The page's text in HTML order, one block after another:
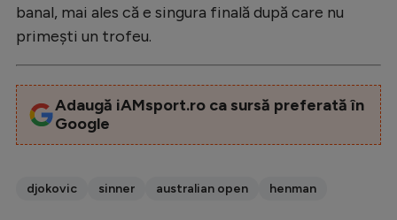
banal, mai ales că e singura finală după care nu
primești un trofeu.
Adaugă iAMsport.ro ca sursă preferată în
Google
djokovic sinner australian open henman